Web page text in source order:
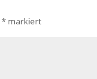
*markiert